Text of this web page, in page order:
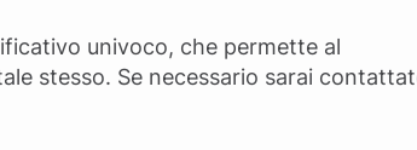
univoco, che permette al
stesso. Se necessario sarai